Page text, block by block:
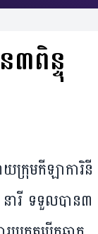
៣ពិន្ទុ
ក្រុម​កីឡាការិនី
រី ទទួល​បាន​​៣​